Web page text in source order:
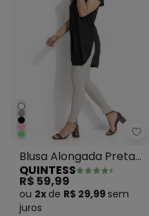
Blusa Alongada Preta
com Barra
Arrendondada
QUINTESS
R$ 59,99
ou 2x de R$ 29,99 sem
juros